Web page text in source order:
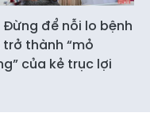
Đừng để nỗi lo bệnh
thành “mỏ
của kẻ trục lợi